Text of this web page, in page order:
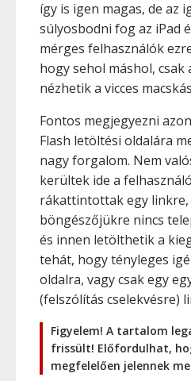
így is igen magas, de az
súlyosbodni fog az iPad
mérges felhasználók
hogy sehol máshol, csak
nézhetik a vicces
Fontos megjegyezni
Flash letöltési oldalára
nagy forgalom. Nem
kerültek ide a
rákattintottak egy linkre,
böngészőjükre nincs
és innen letölthetik a
tehát, hogy tényleges
oldalra, vagy csak egy
(felszólítás cselekvésre)
Figyelem! A tartalom
frissült! Előfordulhat,
megfelelően jelennek